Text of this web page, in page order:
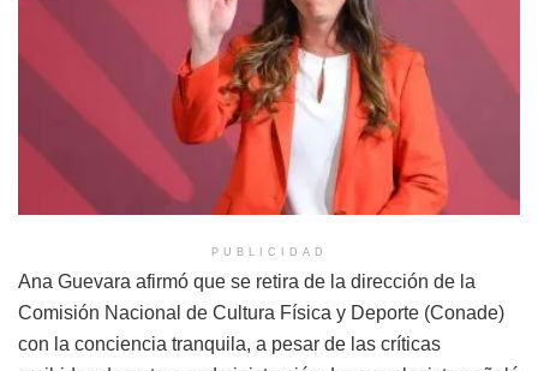
PUBLICIDAD
Ana Guevara afirmó que se retira de la dirección de la
Comisión Nacional de Cultura Física y Deporte (Conade)
con la conciencia tranquila, a pesar de las críticas